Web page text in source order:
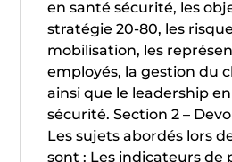
en santé sécurité, les
stratégie 20-80, les
mobilisation, les
employés, la gestion du
ainsi que le leadership
sécurité. Section 2 –
Les sujets abordés lors
sont : Les indicateurs de